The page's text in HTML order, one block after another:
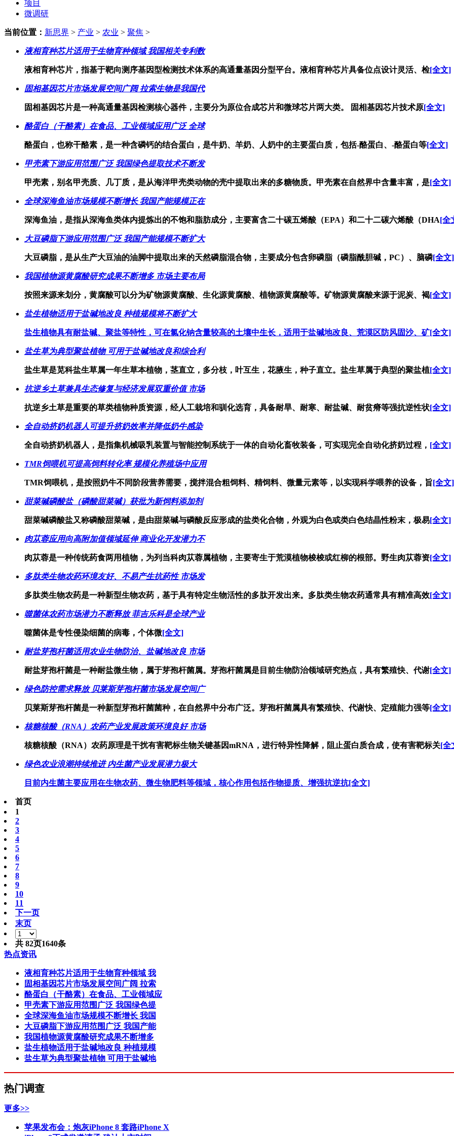
项目
微调研
当前位置： 新思界 > 产业 > 农业 > 聚焦 >
液相育种芯片适用于生物育种领域 我国相关专利数
液相育种芯片，指基于靶向测序基因型检测技术体系的高通量基因分型平台。液相育种芯片具备位点设计灵活、检[全文]
固相基因芯片市场发展空间广阔 拉索生物是我国代
固相基因芯片是一种高通量基因检测核心器件，主要分为原位合成芯片和微球芯片两大类。 固相基因芯片技术原[全文]
酪蛋白（干酪素）在食品、工业领域应用广泛 全球
酪蛋白，也称干酪素，是一种含磷钙的结合蛋白，是牛奶、羊奶、人奶中的主要蛋白质，包括-酪蛋白、-酪蛋白等[全文]
甲壳素下游应用范围广泛 我国绿色提取技术不断发
甲壳素，别名甲壳质、几丁质，是从海洋甲壳类动物的壳中提取出来的多糖物质。甲壳素在自然界中含量丰富，是[全文]
全球深海鱼油市场规模不断增长 我国产能规模正在
深海鱼油，是指从深海鱼类体内提炼出的不饱和脂肪成分，主要富含二十碳五烯酸（EPA）和二十二碳六烯酸（DHA[全
大豆磷脂下游应用范围广泛 我国产能规模不断扩大
大豆磷脂，是从生产大豆油的油脚中提取出来的天然磷脂混合物，主要成分包含卵磷脂（磷脂酰胆碱，PC）、脑磷[全文]
我国植物源黄腐酸研究成果不断增多 市场主要布局
按照来源来划分，黄腐酸可以分为矿物源黄腐酸、生化源黄腐酸、植物源黄腐酸等。矿物源黄腐酸来源于泥炭、褐[全文]
盐生植物适用于盐碱地改良 种植规模将不断扩大
盐生植物具有耐盐碱、聚盐等特性，可在氯化钠含量较高的土壤中生长，适用于盐碱地改良、荒漠区防风固沙、矿[全文]
盐生草为典型聚盐植物 可用于盐碱地改良和综合利
盐生草是苋科盐生草属一年生草本植物，茎直立，多分枝，叶互生，花腋生，种子直立。盐生草属于典型的聚盐植[全文]
抗逆乡土草兼具生态修复与经济发展双重价值 市场
抗逆乡土草是重要的草类植物种质资源，经人工栽培和驯化选育，具备耐旱、耐寒、耐盐碱、耐贫瘠等强抗逆性状[全文]
全自动挤奶机器人可提升挤奶效率并降低奶牛感染
全自动挤奶机器人，是指集机械吸乳装置与智能控制系统于一体的自动化畜牧装备，可实现完全自动化挤奶过程， [全文]
TMR饲喂机可提高饲料转化率 规模化养殖场中应用
TMR饲喂机，是按照奶牛不同阶段营养需要，搅拌混合粗饲料、精饲料、微量元素等，以实现科学喂养的设备，旨[全文]
甜菜碱磷酸盐（磷酸甜菜碱）获批为新饲料添加剂
甜菜碱磷酸盐又称磷酸甜菜碱，是由甜菜碱与磷酸反应形成的盐类化合物，外观为白色或类白色结晶性粉末，极易[全文]
肉苁蓉应用向高附加值领域延伸 商业化开发潜力不
肉苁蓉是一种传统药食两用植物，为列当科肉苁蓉属植物，主要寄生于荒漠植物梭梭或红柳的根部。野生肉苁蓉资[全文]
多肽类生物农药环境友好、不易产生抗药性 市场发
多肽类生物农药是一种新型生物农药，基于具有特定生物活性的多肽开发出来。多肽类生物农药通常具有精准高效[全文]
噬菌体农药市场潜力不断释放 菲吉乐科是全球产业
噬菌体是专性侵染细菌的病毒，个体微[全文]
耐盐芽孢杆菌适用农业生物防治、盐碱地改良 市场
耐盐芽孢杆菌是一种耐盐微生物，属于芽孢杆菌属。芽孢杆菌属是目前生物防治领域研究热点，具有繁殖快、代谢[全文]
绿色防控需求释放 贝莱斯芽孢杆菌市场发展空间广
贝莱斯芽孢杆菌是一种新型芽孢杆菌菌种，在自然界中分布广泛。芽孢杆菌属具有繁殖快、代谢快、定殖能力强等[全文]
核糖核酸（RNA）农药产业发展政策环境良好 市场
核糖核酸（RNA）农药原理是干扰有害靶标生物关键基因mRNA，进行特异性降解，阻止蛋白质合成，使有害靶标关[全
绿色农业浪潮持续推进 内生菌产业发展潜力极大
目前内生菌主要应用在生物农药、微生物肥料等领域，核心作用包括作物提质、增强抗逆抗[全文]
首页
1
2
3
4
5
6
7
8
9
10
11
下一页
末页
共 82页1640条
热点资讯
液相育种芯片适用于生物育种领域 我
固相基因芯片市场发展空间广阔 拉索
酪蛋白（干酪素）在食品、工业领域应
甲壳素下游应用范围广泛 我国绿色提
全球深海鱼油市场规模不断增长 我国
大豆磷脂下游应用范围广泛 我国产能
我国植物源黄腐酸研究成果不断增多
盐生植物适用于盐碱地改良 种植规模
盐生草为典型聚盐植物 可用于盐碱地
热门调查
更多>>
苹果发布会：炮灰iPhone 8 套路iPhone X